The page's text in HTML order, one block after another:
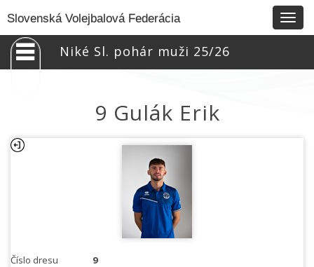
Slovenská Volejbalová Federácia
Niké Sl. pohár muži 25/26
9 Gulák Erik
Číslo dresu
9